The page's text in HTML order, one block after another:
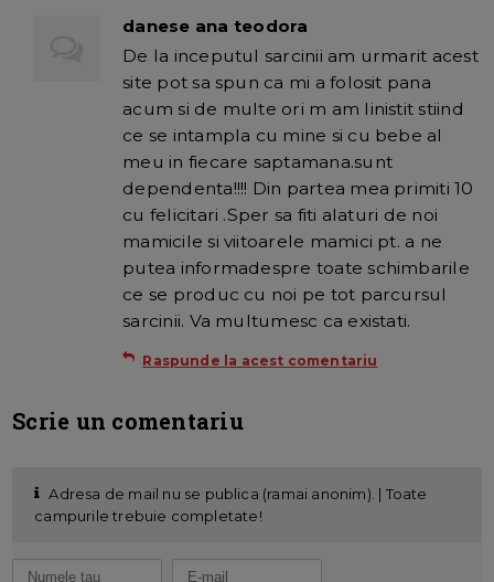
danese ana teodora
De la inceputul sarcinii am urmarit acest
site pot sa spun ca mi a folosit pana
acum si de multe ori m am linistit stiind
ce se intampla cu mine si cu bebe al
meu in fiecare saptamana.sunt
dependenta!!!! Din partea mea primiti 10
cu felicitari .Sper sa fiti alaturi de noi
mamicile si viitoarele mamici pt. a ne
putea informadespre toate schimbarile
ce se produc cu noi pe tot parcursul
sarcinii. Va multumesc ca existati.
Raspunde la acest comentariu
Scrie un comentariu
Adresa de mail nu se publica (ramai anonim). | Toate
campurile trebuie completate!